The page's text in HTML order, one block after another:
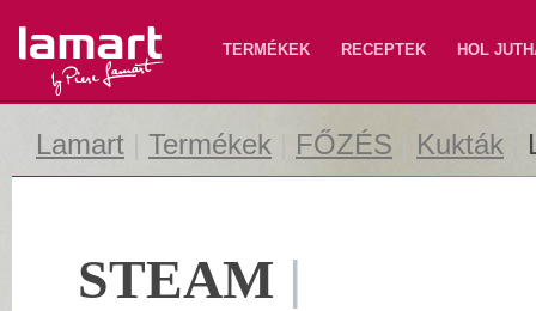
Lamart TERMÉKEK RECEPTEK HOL
Lamart Termékek FŐZÉS Kukták
STEAM |